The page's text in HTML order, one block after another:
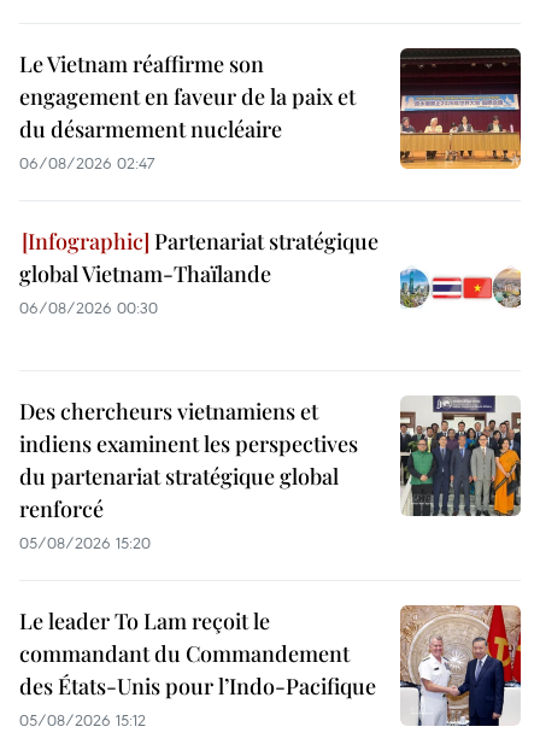
Le Vietnam réaffirme son
engagement en faveur de la paix et
du désarmement nucléaire
06/08/2026 02:47
Partenariat stratégique
global Vietnam-Thaïlande
06/08/2026 00:30
Des chercheurs vietnamiens et
indiens examinent les perspectives
du partenariat stratégique global
renforcé
05/08/2026 15:20
Le leader To Lam reçoit le
commandant du Commandement
des États-Unis pour l’Indo-Pacifique
05/08/2026 15:12